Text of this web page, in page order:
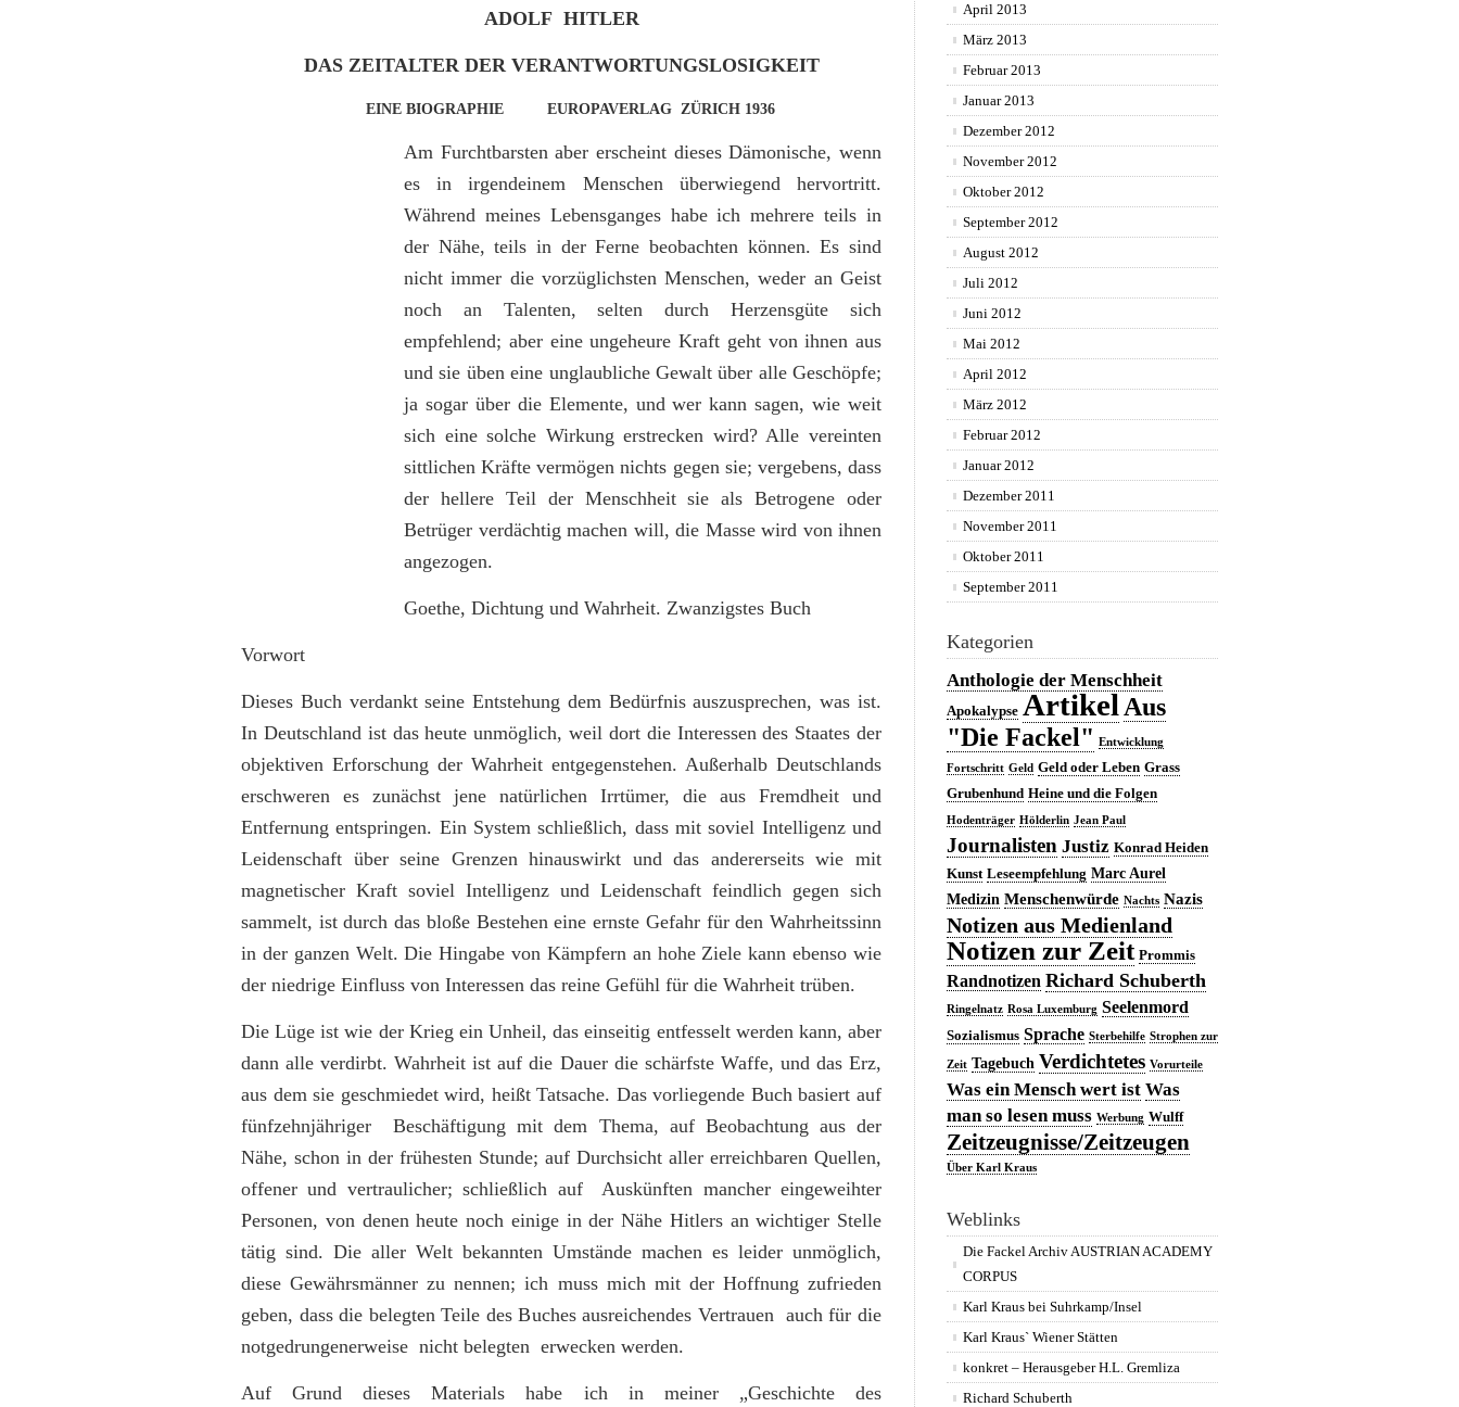
ADOLF HITLER
DAS ZEITALTER DER VERANTWORTUNGSLOSIGKEIT
EINE BIOGRAPHIE EUROPAVERLAG ZÜRICH 1936
Am Furchtbarsten aber erscheint dieses Dämonische, wenn
es in irgendeinem Menschen überwiegend hervortritt.
Während meines Lebensganges habe ich mehrere teils in
der Nähe, teils in der Ferne beobachten können. Es sind
nicht immer die vorzüglichsten Menschen, weder an Geist
noch an Talenten, selten durch Herzensgüte sich
empfehlend; aber eine ungeheure Kraft geht von ihnen aus
und sie üben eine unglaubliche Gewalt über alle Geschöpfe;
ja sogar über die Elemente, und wer kann sagen, wie weit
sich eine solche Wirkung erstrecken wird? Alle vereinten
sittlichen Kräfte vermögen nichts gegen sie; vergebens, dass
der hellere Teil der Menschheit sie als Betrogene oder
Betrüger verdächtig machen will, die Masse wird von ihnen
angezogen.
Goethe, Dichtung und Wahrheit. Zwanzigstes Buch
Vorwort
Dieses Buch verdankt seine Entstehung dem Bedürfnis auszusprechen, was ist.
In Deutschland ist das heute unmöglich, weil dort die Interessen des Staates der
objektiven Erforschung der Wahrheit entgegenstehen. Außerhalb Deutschlands
erschweren es zunächst jene natürlichen Irrtümer, die aus Fremdheit und
Entfernung entspringen. Ein System schließlich, dass mit soviel Intelligenz und
Leidenschaft über seine Grenzen hinauswirkt und das andererseits wie mit
magnetischer Kraft soviel Intelligenz und Leidenschaft feindlich gegen sich
sammelt, ist durch das bloße Bestehen eine ernste Gefahr für den Wahrheitssinn
in der ganzen Welt. Die Hingabe von Kämpfern an hohe Ziele kann ebenso wie
der niedrige Einfluss von Interessen das reine Gefühl für die Wahrheit trüben.
Die Lüge ist wie der Krieg ein Unheil, das einseitig entfesselt werden kann, aber
dann alle verdirbt. Wahrheit ist auf die Dauer die schärfste Waffe, und das Erz,
aus dem sie geschmiedet wird, heißt Tatsache. Das vorliegende Buch basiert auf
fünfzehnjähriger Beschäftigung mit dem Thema, auf Beobachtung aus der
Nähe, schon in der frühesten Stunde; auf Durchsicht aller erreichbaren Quellen,
offener und vertraulicher; schließlich auf Auskünften mancher eingeweihter
Personen, von denen heute noch einige in der Nähe Hitlers an wichtiger Stelle
tätig sind. Die aller Welt bekannten Umstände machen es leider unmöglich,
diese Gewährsmänner zu nennen; ich muss mich mit der Hoffnung zufrieden
geben, dass die belegten Teile des Buches ausreichendes Vertrauen auch für die
notgedrungenerweise nicht belegten erwecken werden.
Auf Grund dieses Materials habe ich in meiner „Geschichte des
April 2013
März 2013
Februar 2013
Januar 2013
Dezember 2012
November 2012
Oktober 2012
September 2012
August 2012
Juli 2012
Juni 2012
Mai 2012
April 2012
März 2012
Februar 2012
Januar 2012
Dezember 2011
November 2011
Oktober 2011
September 2011
Kategorien
Anthologie der Menschheit
Apokalypse Artikel Aus
"Die Fackel" Entwicklung
Fortschritt Geld Geld oder Leben Grass
Grubenhund Heine und die Folgen
Hodenträger Hölderlin Jean Paul
Journalisten Justiz Konrad Heiden
Kunst Leseempfehlung Marc Aurel
Medizin Menschenwürde Nachts Nazis
Notizen aus Medienland
Notizen zur Zeit Prommis
Randnotizen Richard Schuberth
Ringelnatz Rosa Luxemburg Seelenmord
Sozialismus Sprache Sterbehilfe Strophen zur
Zeit Tagebuch Verdichtetes Vorurteile
Was ein Mensch wert ist Was
man so lesen muss Werbung Wulff
Zeitzeugnisse/Zeitzeugen
Über Karl Kraus
Weblinks
Die Fackel Archiv AUSTRIAN ACADEMY
CORPUS
Karl Kraus bei Suhrkamp/Insel
Karl Kraus` Wiener Stätten
konkret – Herausgeber H.L. Gremliza
Richard Schuberth